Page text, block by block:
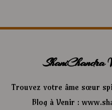
ShaniChandra
Trouvez votre âme sœur
Blog à Venir :